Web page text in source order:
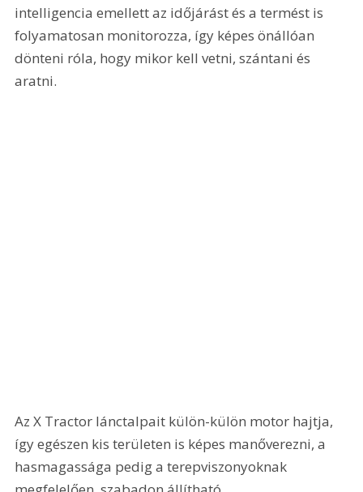
intelligencia emellett az időjárást és a termést is
folyamatosan monitorozza, így képes önállóan
dönteni róla, hogy mikor kell vetni, szántani és
aratni.
Az X Tractor lánctalpait külön-külön motor hajtja,
így egészen kis területen is képes manőverezni, a
hasmagassága pedig a terepviszonyoknak